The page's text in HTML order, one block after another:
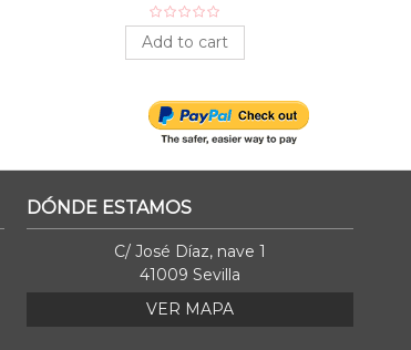
Add to cart
DÓNDE ESTAMOS
C/ José Díaz, nave 1
41009 Sevilla
VER MAPA